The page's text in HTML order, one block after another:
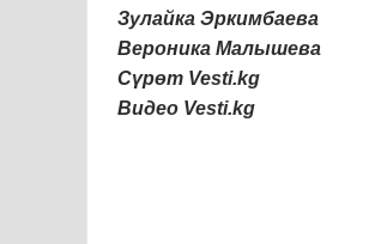
Зулайка Эркимбаева
Вероника Малышева
Сүрөт Vesti.kg
Видео Vesti.kg